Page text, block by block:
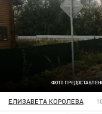
ФОТО
ЕЛИЗАВЕТА КОРОЛЕВА